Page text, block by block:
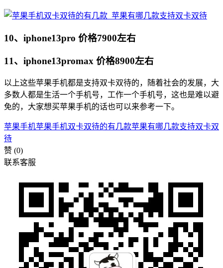
10、iphone13pro 价格7900左右
11、iphone13promax 价格8900左右
以上这些苹果手机都是支持双卡双待的，随着社会的发展，大
多数人都是生活一个手机号，工作一个手机号，这也是难以避
免的，大家想买苹果手机的话也可以来参考一下。
苹果手机苹果手机双卡双待的有几款苹果有哪几款支持双卡双
待
赞 (0)
联系客服